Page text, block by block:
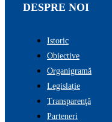
DESPRE NOI
Istoric
Obiective
Organigramă
Legislație
Transparenţă
Parteneri